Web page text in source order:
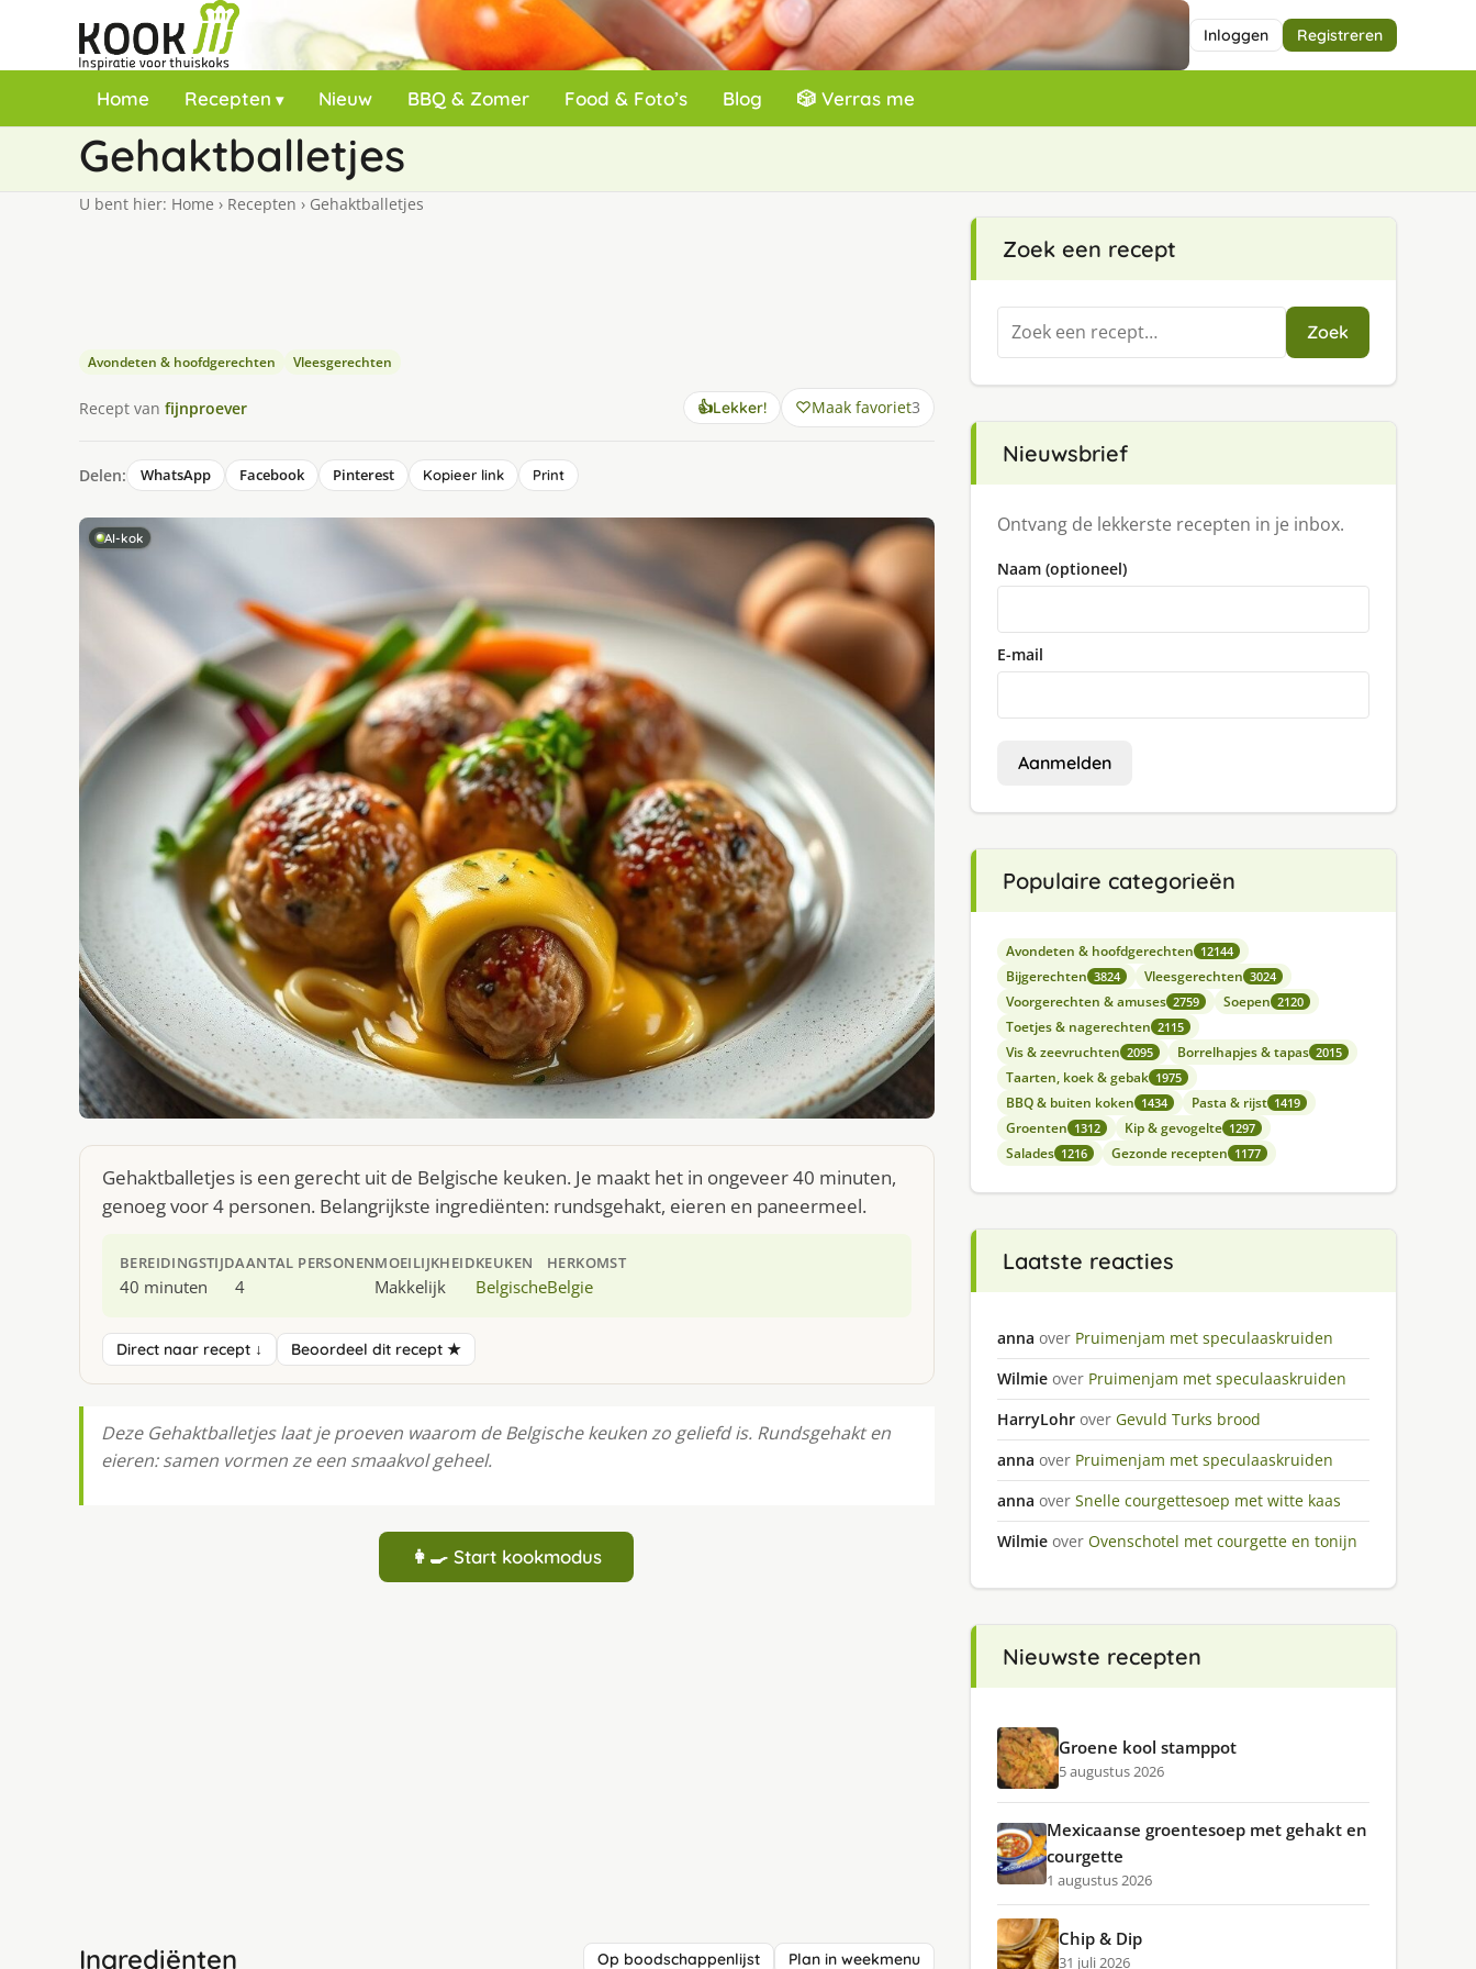
Inloggen Registreren
Home Recepten Nieuw BBQ & Zomer Food & Foto’s Blog 🎲 Verras me
Gehaktballetjes
U bent hier: Home › Recepten › Gehaktballetjes
Avondeten & hoofdgerechten Vleesgerechten
Recept van fijnproever 👍Lekker! Maak favoriet3
Delen: WhatsApp Facebook Pinterest Kopieer link Print
AI-kok
Gehaktballetjes is een gerecht uit de Belgische keuken. Je maakt het in ongeveer 40 minuten,
genoeg voor 4 personen. Belangrijkste ingrediënten: rundsgehakt, eieren en paneermeel.
BEREIDINGSTIJD
40 minuten
AANTAL PERSONEN
4
MOEILIJKHEID
Makkelijk
KEUKEN
Belgische
HERKOMST
Belgie
Direct naar recept ↓ Beoordeel dit recept ★
Deze Gehaktballetjes laat je proeven waarom de Belgische keuken zo geliefd is. Rundsgehakt en
eieren: samen vormen ze een smaakvol geheel.
👩‍🍳 Start kookmodus
Ingrediënten Op boodschappenlijst Plan in weekmenu
Zoek een recept
Zoeken
naar:
Zoek
Nieuwsbrief
Ontvang de lekkerste recepten in je inbox.
Naam (optioneel)
E-mail
Aanmelden
Populaire categorieën
Avondeten & hoofdgerechten 12144
Bijgerechten 3824 Vleesgerechten 3024
Voorgerechten & amuses 2759 Soepen 2120
Toetjes & nagerechten 2115
Vis & zeevruchten 2095 Borrelhapjes & tapas 2015
Taarten, koek & gebak 1975
BBQ & buiten koken 1434 Pasta & rijst 1419
Groenten 1312 Kip & gevogelte 1297
Salades 1216 Gezonde recepten 1177
Laatste reacties
anna over Pruimenjam met speculaaskruiden
Wilmie over Pruimenjam met speculaaskruiden
HarryLohr over Gevuld Turks brood
anna over Pruimenjam met speculaaskruiden
anna over Snelle courgettesoep met witte kaas
Wilmie over Ovenschotel met courgette en tonijn
Nieuwste recepten
Groene kool stamppot
5 augustus 2026
Mexicaanse groentesoep met gehakt en
courgette
1 augustus 2026
Chip & Dip
31 juli 2026